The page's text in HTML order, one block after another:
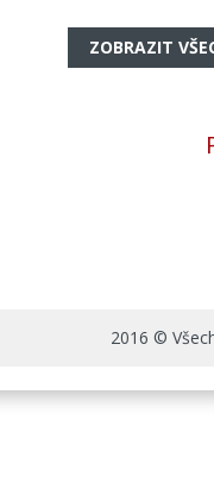
ZOBRAZIT
2016 ©